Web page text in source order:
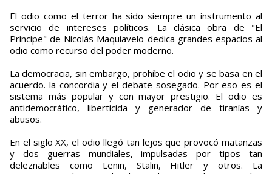
El odio como el terror ha sido siempre un instrumento al
servicio de intereses políticos. La clásica obra de "El
Príncipe" de Nicolás Maquiavelo dedica grandes espacios al
odio como recurso del poder moderno.
La democracia, sin embargo, prohíbe el odio y se basa en el
acuerdo. la concordia y el debate sosegado. Por eso es el
sistema más popular y con mayor prestigio. El odio es
antidemocrático, liberticida y generador de tiranías y
abusos.
En el siglo XX, el odio llegó tan lejos que provocó matanzas
y dos guerras mundiales, impulsadas por tipos tan
deleznables como Lenin, Stalin, Hitler y otros. La